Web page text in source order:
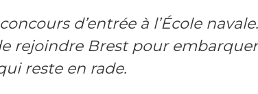
d’entrée à l’École
rejoindre Brest pour
reste en rade.